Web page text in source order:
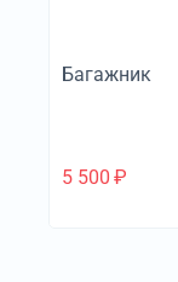
Багажник
5 500 ₽